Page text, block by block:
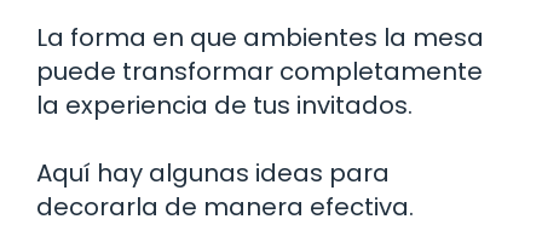
La forma en que ambientes la mesa
puede transformar completamente
la experiencia de tus invitados.
Aquí hay algunas ideas para
decorarla de manera efectiva.